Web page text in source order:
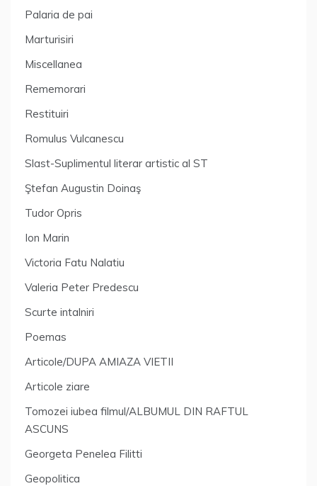
Palaria de pai
Marturisiri
Miscellanea
Rememorari
Restituiri
Romulus Vulcanescu
Slast-Suplimentul literar artistic al ST
Ştefan Augustin Doinaş
Tudor Opris
Ion Marin
Victoria Fatu Nalatiu
Valeria Peter Predescu
Scurte intalniri
Poemas
Articole/DUPA AMIAZA VIETII
Articole ziare
Tomozei iubea filmul/ALBUMUL DIN RAFTUL
ASCUNS
Georgeta Penelea Filitti
Geopolitica